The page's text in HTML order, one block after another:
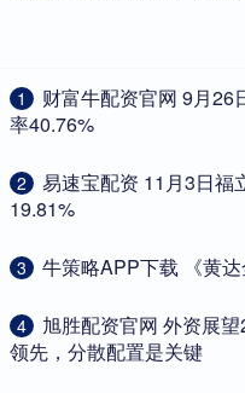
1
财富牛配资官网 9月26
率40.76%
2
易速宝配资 11月3日福
19.81%
3 牛策略APP下载 《黄
4
旭胜配资官网 外资展
领先，分散配置是关键